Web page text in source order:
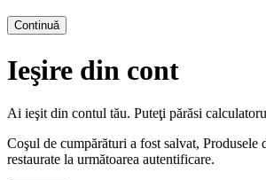
Continuă
Ieşire din cont
Ai ieşit din contul tău. Puteţi părăsi
Coşul de cumpărături a fost salvat, Produsele
restaurate la următoarea autentificare.